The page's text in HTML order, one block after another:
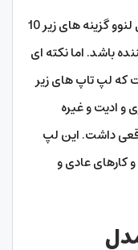
خوشبختانه می توان در بین لپ تاپ های لنوو گزینه های زیر 10
باشد. اما نکته ای
که لپ تاپ های زیر
و ادیت و غیره
داشت. این لپ
کارهای عادی و
مدل